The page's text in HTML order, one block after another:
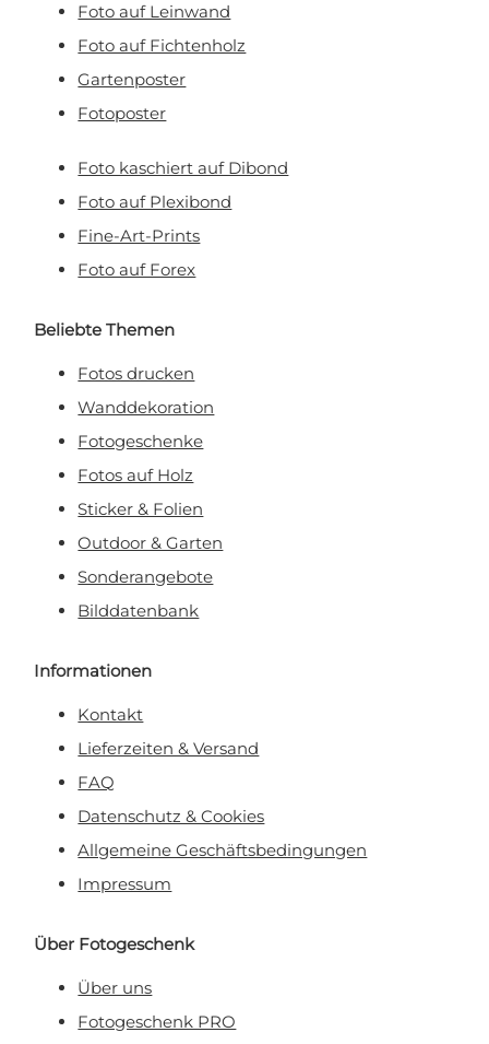
Foto auf Leinwand
Foto auf Fichtenholz
Gartenposter
Fotoposter
Foto kaschiert auf Dibond
Foto auf Plexibond
Fine-Art-Prints
Foto auf Forex
Beliebte Themen
Fotos drucken
Wanddekoration
Fotogeschenke
Fotos auf Holz
Sticker & Folien
Outdoor & Garten
Sonderangebote
Bilddatenbank
Informationen
Kontakt
Lieferzeiten & Versand
FAQ
Datenschutz & Cookies
Allgemeine Geschäftsbedingungen
Impressum
Über Fotogeschenk
Über uns
Fotogeschenk PRO